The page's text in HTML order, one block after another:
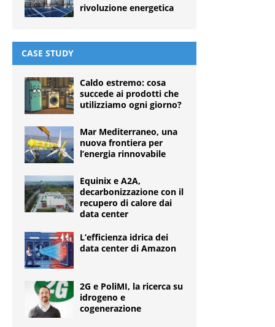
rivoluzione energetica
CASE STUDY
Caldo estremo: cosa
succede ai prodotti che
utilizziamo ogni giorno?
Mar Mediterraneo, una
nuova frontiera per
l’energia rinnovabile
Equinix e A2A,
decarbonizzazione con il
recupero di calore dai
data center
L’efficienza idrica dei
data center di Amazon
2G e PoliMI, la ricerca su
idrogeno e
cogenerazione